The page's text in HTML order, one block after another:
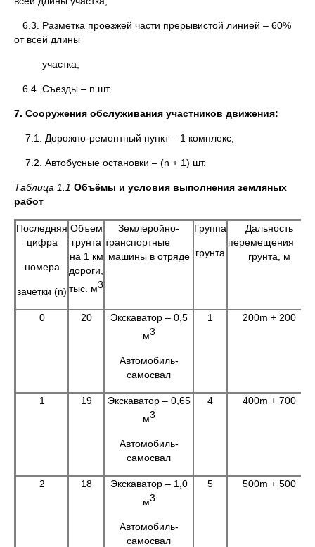
6.3. Разметка проезжей части прерывистой линией – 60%
от всей длины
участка;
6.4. Съезды – n шт.
7. Сооружения обслуживания участников движения:
7.1. Дорожно-ремонтный пункт – 1 комплекс;
7.2. Автобусные остановки – (n + 1) шт.
Таблица 1.1 Объёмы и условия выполнения земляных
работ
Последняя
цифра
номера
зачетки (n)
Объем
грунта
на 1 км
дороги,
тыс. м3
Землеройно-
транспортные
машины в отряде
Группа
грунта
Дальность
перемещения
грунта, м
0 20
Экскаватор – 0,5
м3
Автомобиль-
самосвал
1 200m + 200
1 19
Экскаватор – 0,65
м3
Автомобиль-
самосвал
4 400m + 700
2 18
Экскаватор – 1,0
м3
Автомобиль-
самосвал
5 500m + 500